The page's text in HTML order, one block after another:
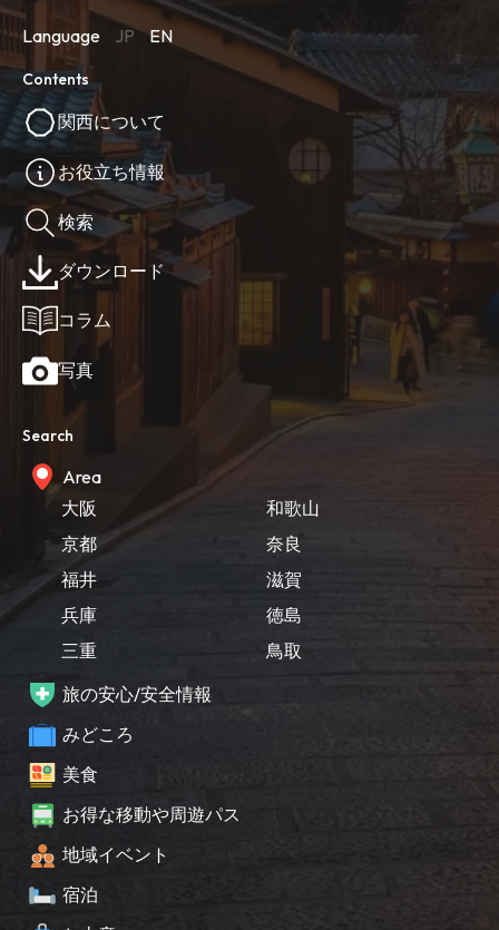
Language JP EN
Contents
関西について
お役立ち情報
検索
ダウンロード
コラム
写真
Search
Area
大阪
京都
福井
兵庫
三重
和歌山
奈良
滋賀
徳島
鳥取
旅の安心/安全情報
みどころ
美食
お得な移動や周遊パス
地域イベント
宿泊